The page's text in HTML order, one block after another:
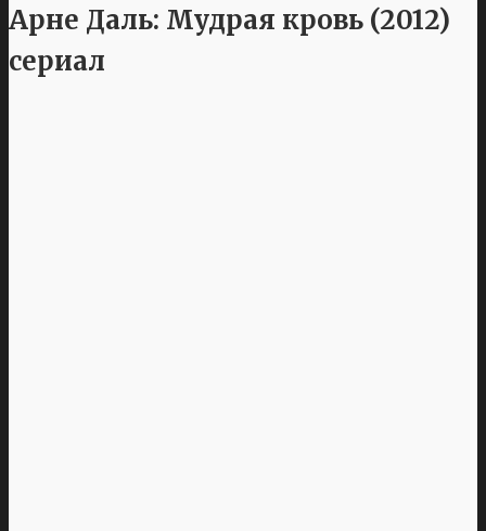
Арне Даль: Мудрая кровь (2012)
сериал